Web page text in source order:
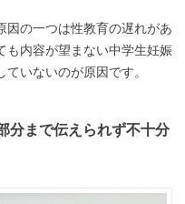
因の一つは性教育の遅れがあ
も内容が望まない中学生妊娠
いないのが原因です。
分まで伝えられず不十分